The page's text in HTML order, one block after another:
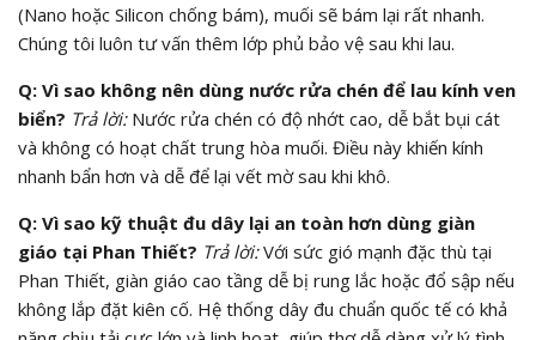
(Nano hoặc Silicon chống bám), muối sẽ bám lại rất nhanh.
Chúng tôi luôn tư vấn thêm lớp phủ bảo vệ sau khi lau.
Q: Vì sao không nên dùng nước rửa chén để lau kính ven
biển? Trả lời:Nước rửa chén có độ nhớt cao, dễ bắt bụi cát
và không có hoạt chất trung hòa muối. Điều này khiến kính
nhanh bẩn hơn và dễ để lại vết mờ sau khi khô.
Q: Vì sao kỹ thuật đu dây lại an toàn hơn dùng giàn
giáo tại Phan Thiết? Trả lời:Với sức gió mạnh đặc thù tại
Phan Thiết, giàn giáo cao tầng dễ bị rung lắc hoặc đổ sập nếu
không lắp đặt kiên cố. Hệ thống dây đu chuẩn quốc tế có khả